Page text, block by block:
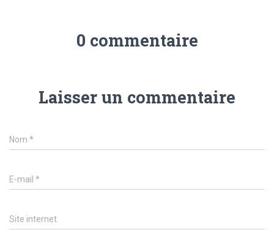
0 commentaire
Laisser un commentaire
Nom *
E-mail *
Site internet